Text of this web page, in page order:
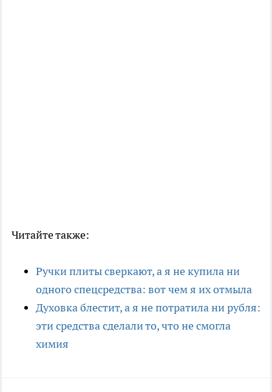
Читайте также:
Ручки плиты сверкают, а я не купила ни
одного спецсредства: вот чем я их отмыла
Духовка блестит, а я не потратила ни рубля:
эти средства сделали то, что не смогла
химия